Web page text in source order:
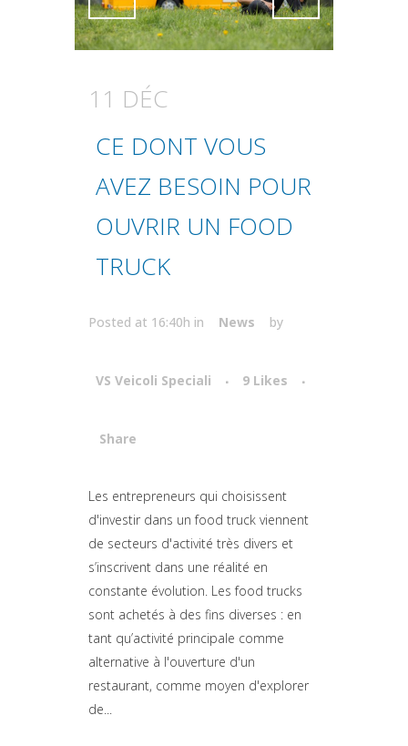
Attiva comando Attiva comando
11 DÉC
CE DONT VOUS
AVEZ BESOIN POUR
OUVRIR UN FOOD
TRUCK
Posted at 16:40h in News by
VS Veicoli Speciali 9 Likes
Share
Attiva comando
Les entrepreneurs qui choisissent
d'investir dans un food truck viennent
de secteurs d'activité très divers et
s’inscrivent dans une réalité en
constante évolution. Les food trucks
sont achetés à des fins diverses : en
tant qu’activité principale comme
alternative à l'ouverture d'un
restaurant, comme moyen d'explorer
de...